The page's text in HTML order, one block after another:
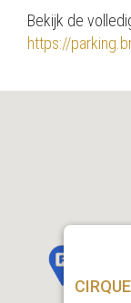
Bekijk de
https://